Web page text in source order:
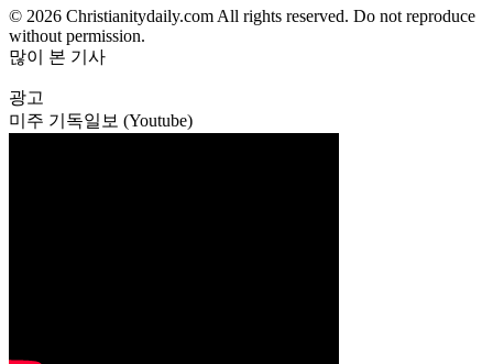
© 2026 Christianitydaily.com All rights reserved. Do not reproduce
without permission.
많이 본 기사
광고
미주 기독일보 (Youtube)